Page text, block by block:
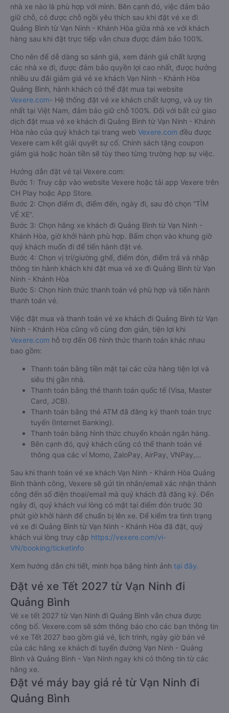
nhà xe nào là phù hợp với mình. Bên cạnh đó, việc đảm bảo
giữ chỗ, có được chỗ ngồi yêu thích sau khi đặt vé xe đi
Quảng Bình từ Vạn Ninh - Khánh Hòa giữa nhà xe với khách
hàng sau khi đặt trực tiếp vẫn chưa được đảm bảo 100%.
Cho nên để dễ dàng so sánh giá, xem đánh giá chất lượng
các nhà xe đi, được đảm bảo quyền lợi cao nhất, được hưởng
nhiều ưu đãi giảm giá vé xe khách Vạn Ninh - Khánh Hòa
Quảng Bình, hành khách có thể đặt mua tại website
Vexere.com- Hệ thống đặt vé xe khách chất lượng, và uy tín
nhất tại Việt Nam, đảm bảo giữ chỗ 100%. Đối với bất cứ giao
dịch đặt mua vé xe khách đi Quảng Bình từ Vạn Ninh - Khánh
Hòa nào của quý khách tại trang web Vexere.com đều được
Vexere cam kết giải quyết sự cố. Chính sách tặng coupon
giảm giá hoặc hoàn tiền sẽ tùy theo từng trường hợp sự việc.
Hướng dẫn đặt vé tại Vexere.com:
Bước 1: Truy cập vào website Vexere hoặc tải app Vexere trên
CH Play hoặc App Store.
Bước 2: Chọn điểm đi, điểm đến, ngày đi, sau đó chọn “TÌM
VÉ XE”.
Bước 3: Chọn hãng xe khách đi Quảng Bình từ Vạn Ninh -
Khánh Hòa, giờ khởi hành phù hợp. Bấm chọn vào khung giờ
quý khách muốn đi để tiến hành đặt vé.
Bước 4: Chọn vị trí/giường ghế, điểm đón, điểm trả và nhập
thông tin hành khách khi đặt mua vé xe đi Quảng Bình từ Vạn
Ninh - Khánh Hòa
Bước 5: Chọn hình thức thanh toán vé phù hợp và tiến hành
thanh toán vé.
Việc đặt mua và thanh toán vé xe khách đi Quảng Bình từ Vạn
Ninh - Khánh Hòa cũng vô cùng đơn giản, tiện lợi khi
Vexere.com hỗ trợ đến 06 hình thức thanh toán khác nhau
bao gồm:
Thanh toán bằng tiền mặt tại các cửa hàng tiện lợi và
siêu thị gần nhà.
Thanh toán bằng thẻ thanh toán quốc tế (Visa, Master
Card, JCB).
Thanh toán bằng thẻ ATM đã đăng ký thanh toán trực
tuyến (Internet Banking).
Thanh toán bằng hình thức chuyển khoản ngân hàng.
Bên cạnh đó, quý khách cũng có thể thanh toán vé
thông qua các ví Momo, ZaloPay, AirPay, VNPay,…
Sau khi thanh toán vé xe khách Vạn Ninh - Khánh Hòa Quảng
Bình thành công, Vexere sẽ gửi tin nhắn/email xác nhận thành
công đến số điện thoại/email mà quý khách đã đăng ký. Đến
ngày đi, quý khách vui lòng có mặt tại điểm đón trước 30
phút giờ khởi hành để chuẩn bị lên xe. Để kiểm tra tình trạng
vé xe đi Quảng Bình từ Vạn Ninh - Khánh Hòa đã đặt, quý
khách vui lòng truy cập https://vexere.com/vi-
VN/booking/ticketinfo
Xem hướng dẫn chi tiết, minh họa bằng hình ảnh tại đây.
Đặt vé xe Tết 2027 từ Vạn Ninh đi
Quảng Bình
Vé xe tết 2027 từ Vạn Ninh đi Quảng Bình vẫn chưa được
công bố. Vexere.com sẽ sớm thông báo cho các bạn thông tin
vé xe Tết 2027 bao gồm giá vé, lịch trình, ngày giờ bán vé
của các hãng xe khách đi tuyến đường Vạn Ninh - Quảng
Bình và Quảng Bình - Vạn Ninh ngay khi có thông tin từ các
hãng xe.
Đặt vé máy bay giá rẻ từ Vạn Ninh đi
Quảng Bình